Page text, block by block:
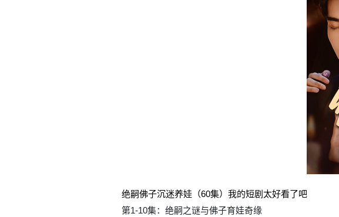
绝嗣佛子沉迷养娃（60集）我的短剧太好看了吧
第1-10集：绝嗣之谜与佛子育娃奇缘